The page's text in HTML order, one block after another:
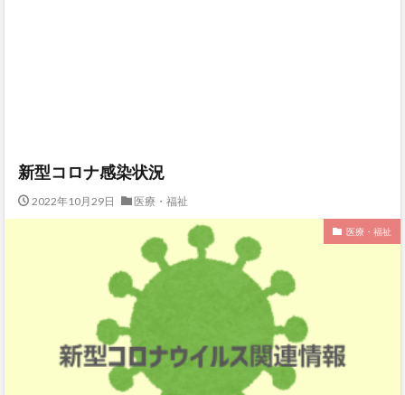
新型コロナ感染状況
2022年10月29日 医療・福祉
医療・福祉